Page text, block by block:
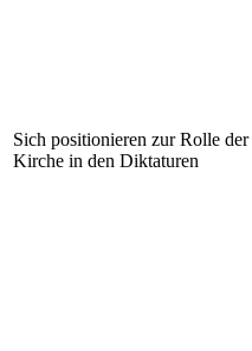
Sich positionieren zur Rolle der
Kirche in den Diktaturen